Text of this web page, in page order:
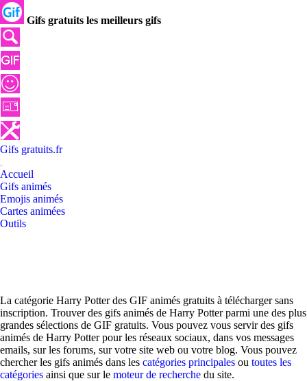
Gifs gratuits les meilleurs gifs
Gifs gratuits.fr
Accueil
Gifs animés
Emojis animés
Cartes animées
Outils
La catégorie Harry Potter des GIF animés gratuits à télécharger sans
inscription. Trouver des gifs animés de Harry Potter parmi une des plus
grandes sélections de GIF gratuits. Vous pouvez vous servir des gifs
animés de Harry Potter pour les réseaux sociaux, dans vos messages
emails, sur les forums, sur votre site web ou votre blog. Vous pouvez
chercher les gifs animés dans les catégories principales ou toutes les
catégories ainsi que sur le moteur de recherche du site.